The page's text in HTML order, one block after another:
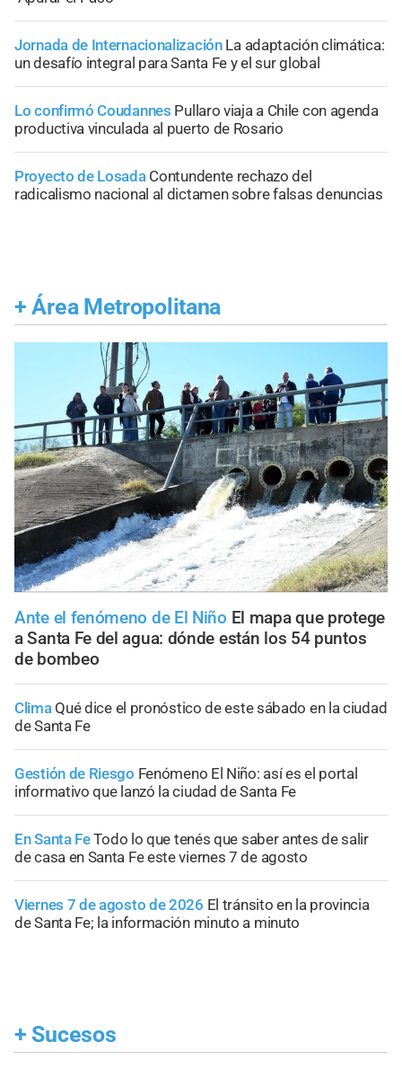
Jornada de Internacionalización La adaptación climática:
un desafío integral para Santa Fe y el sur global
Lo confirmó Coudannes Pullaro viaja a Chile con agenda
productiva vinculada al puerto de Rosario
Proyecto de Losada Contundente rechazo del
radicalismo nacional al dictamen sobre falsas denuncias
+ Área Metropolitana
Ante el fenómeno de El Niño El mapa que protege
a Santa Fe del agua: dónde están los 54 puntos
de bombeo
Clima Qué dice el pronóstico de este sábado en la ciudad
de Santa Fe
Gestión de Riesgo Fenómeno El Niño: así es el portal
informativo que lanzó la ciudad de Santa Fe
En Santa FeTodo lo que tenés que saber antes de salir
de casa en Santa Fe este viernes 7 de agosto
Viernes 7 de agosto de 2026 El tránsito en la provincia
de Santa Fe; la información minuto a minuto
+ Sucesos